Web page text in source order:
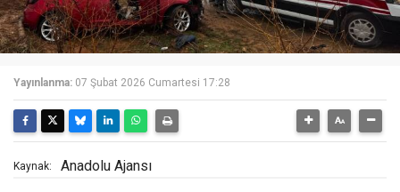
Yayınlanma: 07 Şubat 2026 Cumartesi 17:28
Kaynak: Anadolu Ajansı